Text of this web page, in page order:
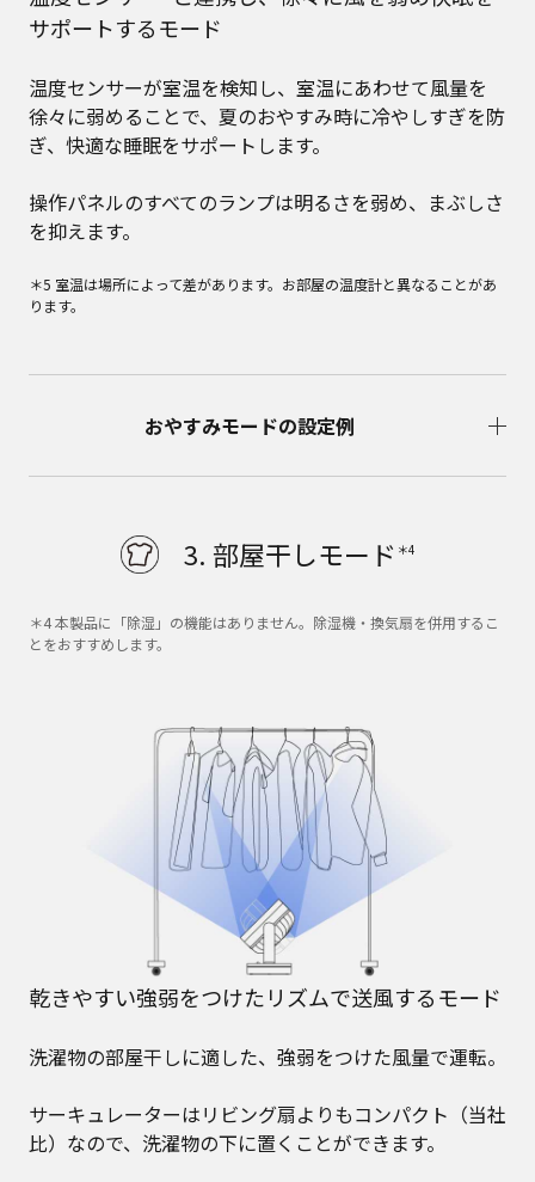
サポートするモード
温度センサーが室温を検知し、室温にあわせて風量を
徐々に弱めることで、夏のおやすみ時に冷やしすぎを防
ぎ、快適な睡眠をサポートします。
操作パネルのすべてのランプは明るさを弱め、まぶしさ
を抑えます。
＊5 室温は場所によって差があります。お部屋の温度計と異なることがあ
ります。
おやすみモードの設定例
3. 部屋干しモード ＊4
＊4 本製品に「除湿」の機能はありません。除湿機・換気扇を併用するこ
とをおすすめします。
乾きやすい強弱をつけたリズムで送風するモード
洗濯物の部屋干しに適した、強弱をつけた風量で運転。
サーキュレーターはリビング扇よりもコンパクト（当社
比）なので、洗濯物の下に置くことができます。